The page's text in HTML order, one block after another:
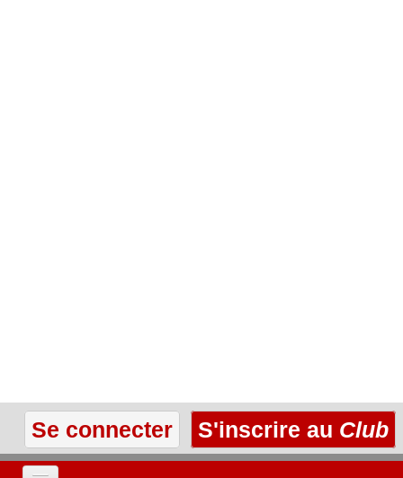
Se connecter S'inscrire au Club